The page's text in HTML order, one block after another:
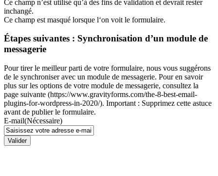
Ce champ n’est utilisé qu’à des fins de validation et devrait rester
inchangé.
Ce champ est masqué lorsque l‘on voit le formulaire.
Étapes suivantes : Synchronisation d’un module de
messagerie
Pour tirer le meilleur parti de votre formulaire, nous vous suggérons
de le synchroniser avec un module de messagerie. Pour en savoir
plus sur les options de votre module de messagerie, consultez la
page suivante (https://www.gravityforms.com/the-8-best-email-
plugins-for-wordpress-in-2020/). Important : Supprimez cette astuce
avant de publier le formulaire.
E-mail(Nécessaire)
Valider